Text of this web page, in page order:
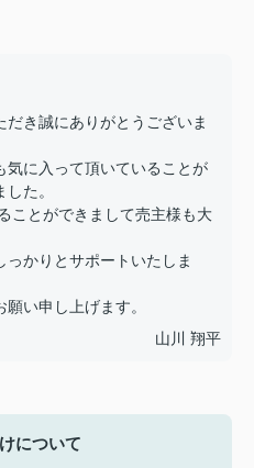
だき誠にありがとうございま
気に入って頂いていることが
た。
ことができまして売主様も大
っかりとサポートいたしま
い申し上げます。
山川 翔平
について